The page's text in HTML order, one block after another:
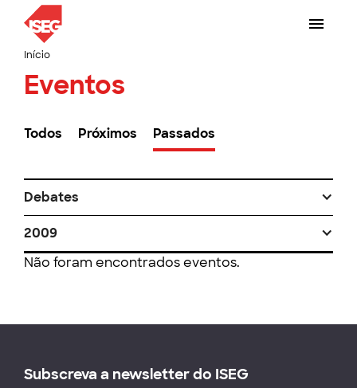
Início
Eventos
Todos Próximos Passados
Debates
2009
Não foram encontrados eventos.
Subscreva a newsletter do ISEG